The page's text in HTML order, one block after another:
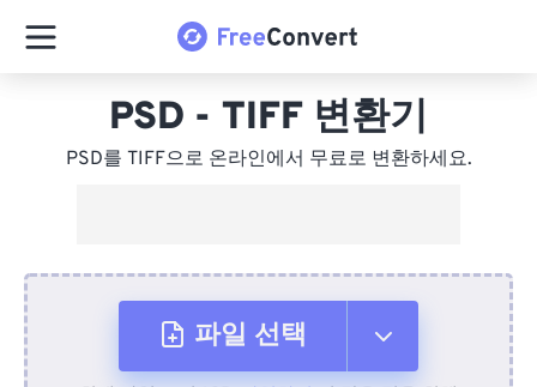
PSD - TIFF 변환기
PSD를 TIFF으로 온라인에서 무료로 변환하세요.
파일 선택